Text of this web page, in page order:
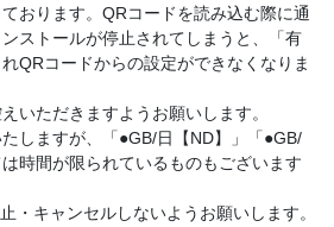
おります。QRコードを読み込む際に通
ストールが停止されてしまうと、「有
QRコードからの設定ができなくなりま
いただきますようお願いします。
しますが、「●GB/日【ND】」「●GB/
時間が限られているものもございます
・キャンセルしないようお願いします。